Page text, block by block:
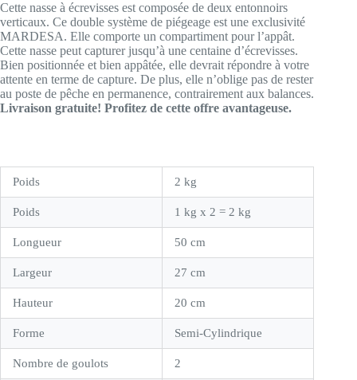
Cette nasse à écrevisses est composée de deux entonnoirs
verticaux. Ce double système de piégeage est une exclusivité
MARDESA. Elle comporte un compartiment pour l’appât.
Cette nasse peut capturer jusqu’à une centaine d’écrevisses.
Bien positionnée et bien appâtée, elle devrait répondre à votre
attente en terme de capture. De plus, elle n’oblige pas de rester
au poste de pêche en permanence, contrairement aux balances.
Livraison gratuite! Profitez de cette offre avantageuse.
Poids 2 kg
Poids 1 kg x 2 = 2 kg
Longueur 50 cm
Largeur 27 cm
Hauteur 20 cm
Forme Semi-Cylindrique
Nombre de goulots 2